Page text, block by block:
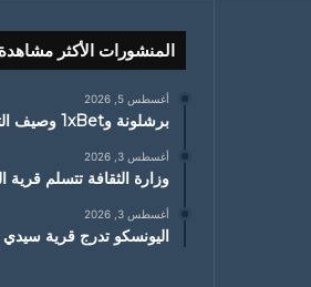
المنشورات الأكثر مشاهدة
أغسطس 5, 2026
برشلونة و1xBet وصيف التحولات الكبرى: كيف ترسم الانتقالات ملامح الموسم الجديد
أغسطس 3, 2026
وزارة الثقافة تتسلم
أغسطس 3, 2026
اليونسكو تدرج قرية